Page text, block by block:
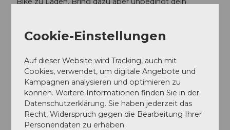
Anreise und Parken
Anfahrt
Die UNESCO Biosphäre Entlebuch liegt im Herzen
der Schweiz, zentral zwischen Bern und Luzern. Sie
erreichen Sörenberg über die Hauptstrasse 10
Richtung Schüpfheim und von dort nach Flühli
Sörenberg.
Cookie-Einstellungen
Auf dieser Website wird Tracking, auch mit
Cookies, verwendet, um digitale Angebote und
Kampagnen analysieren und optimieren zu
können. Weitere Informationen finden Sie in der
Datenschutzerklärung. Sie haben jederzeit das
Recht, Widerspruch gegen die Bearbeitung Ihrer
Personendaten zu erheben.